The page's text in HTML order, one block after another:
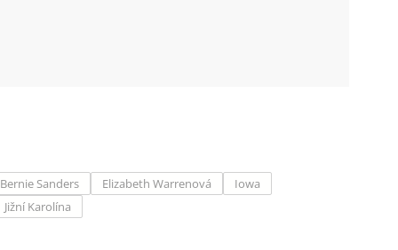
Bernie Sanders Elizabeth Warrenová
Iowa
Jižní Karolína